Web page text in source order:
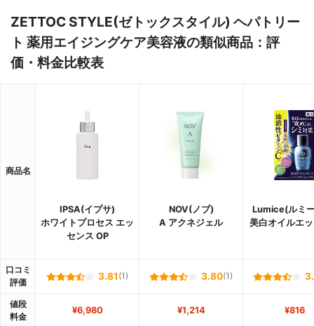
ZETTOC STYLE(ゼトックスタイル) ヘパトリー
ト 薬用エイジングケア美容液の類似商品：評
価・料金比較表
商品名
IPSA(イプサ)
ホワイトプロセス エッ
センス OP
NOV(ノブ)
A アクネジェル
Lumice(ルミ
美白オイルエ
口コミ
評価
3.81 (1) 3.80(1)
値段
料金
¥6,980 ¥1,214 ¥816